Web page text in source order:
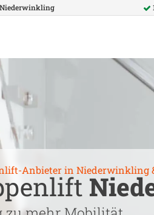
Niederwinkling
Anbieter in Niederwinkling